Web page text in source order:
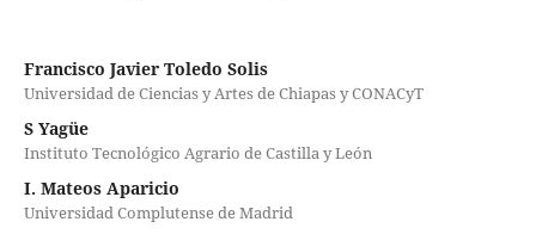
Francisco Javier Toledo Solis
Universidad de Ciencias y Artes de Chiapas y CONACyT
S Yagüe
Instituto Tecnológico Agrario de Castilla y León
I. Mateos Aparicio
Universidad Complutense de Madrid